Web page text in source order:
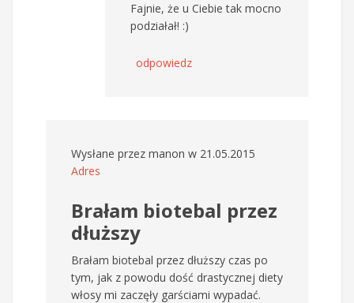
Fajnie, że u Ciebie tak mocno
podziałał! :)
odpowiedz
Wysłane przez manon w 21.05.2015
Adres
Brałam biotebal przez
dłuższy
Brałam biotebal przez dłuższy czas po
tym, jak z powodu dość drastycznej diety
włosy mi zaczęły garściami wypadać.